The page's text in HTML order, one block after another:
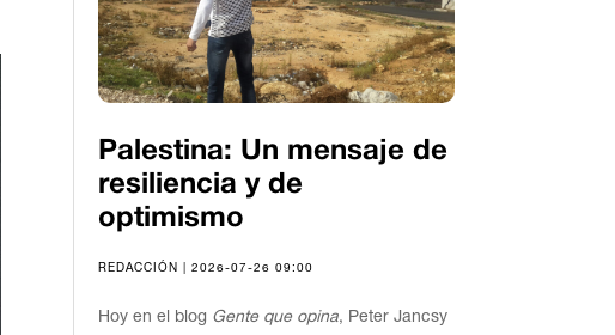
Palestina: Un mensaje de
resiliencia y de
optimismo
REDACCIÓN | 2026-07-26 09:00
Hoy en el blog Gente que opina, Peter Jancsy